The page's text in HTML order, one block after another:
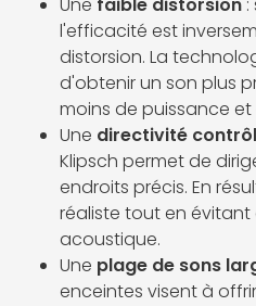
l'efficacité est
distorsion. La
d'obtenir un son plus
moins de puissance
Une directivité
Klipsch permet de
endroits précis. En
réaliste tout en évitant
acoustique.
Une plage de sons
enceintes visent à